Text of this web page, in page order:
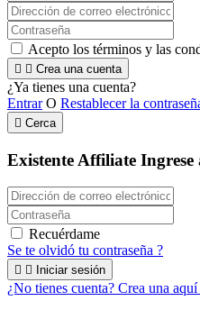
Acepto los términos y las
  Crea una cuenta
¿Ya tienes una cuenta?
EntrarO Restablecer la
 Cerca
Existente Affiliate Ingrese
Recuérdame
Se te olvidó tu contraseña ?
  Iniciar sesión
¿No tienes cuenta? Crea una aquí